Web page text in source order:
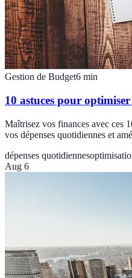
Gestion de Budget6 min
10 astuces pour
Maîtrisez vos finances avec ces
vos dépenses quotidiennes et
dépenses quotidiennes
Aug 6